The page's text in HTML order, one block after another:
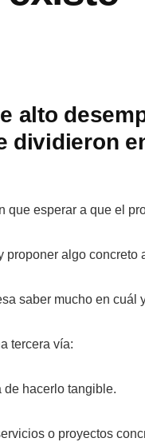
alto
dividieron
que esperar a que el
algo concreto
saber mucho en cuál
tercera vía:
de hacerlo tangible.
o proyectos